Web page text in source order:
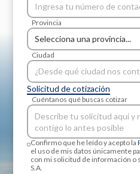
Provincia
Ciudad
Solicitud de cotización
Cuéntanos qué buscas cotizar
Confirmo que he leído y acepto la
el uso de mis datos únicamente
con mi solicitud de información o
S.A.